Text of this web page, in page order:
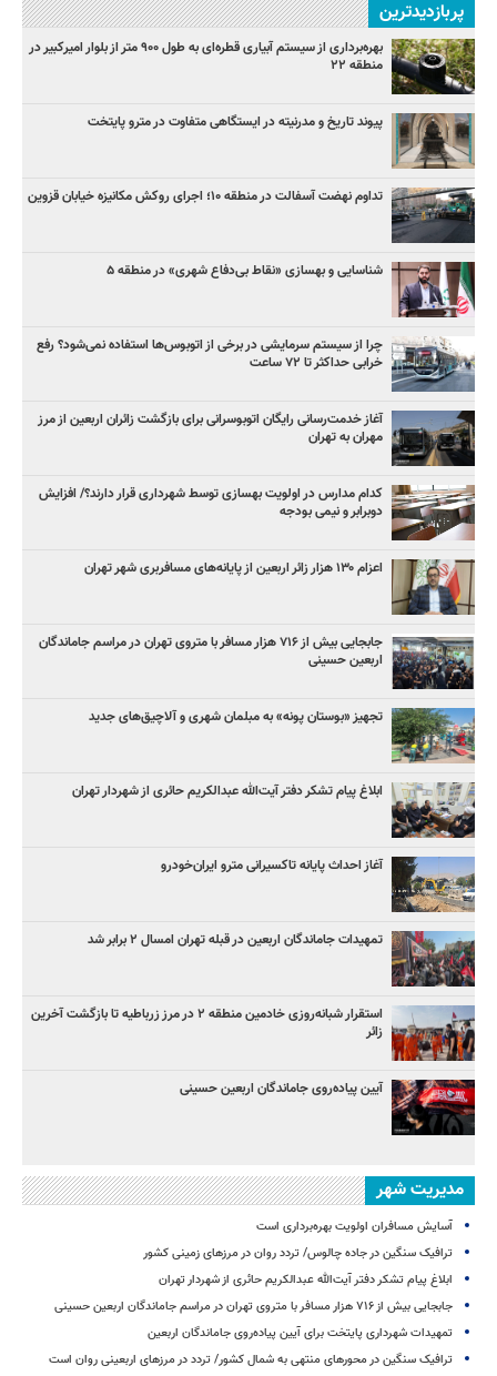
پربازدیدترین
بهره‌برداری از سیستم آبیاری قطره‌ای به طول ۹۰۰ متر از بلوار امیرکبیر در
منطقه ۲۲
پیوند تاریخ و مدرنیته در ایستگاهی متفاوت در مترو پایتخت
تداوم نهضت آسفالت در منطقه ۱۰؛ اجرای روکش مکانیزه خیابان قزوین
شناسایی و بهسازی «نقاط بی‌دفاع شهری» در منطقه ۵
چرا از سیستم سرمایشی در برخی از اتوبوس‌ها استفاده نمی‌شود؟ رفع
خرابی حداکثر تا ۷۲ ساعت
آغاز خدمت‌رسانی رایگان اتوبوسرانی برای بازگشت زائران اربعین از مرز
مهران به تهران
کدام مدارس در اولویت بهسازی توسط شهرداری قرار دارند؟/ افزایش
دوبرابر و نیمی بودجه
اعزام ۱۳۰ هزار زائر اربعین از پایانه‌های مسافربری شهر تهران
جابجایی بیش از ۷۱۶ هزار مسافر با متروی تهران در مراسم جاماندگان
اربعین حسینی
تجهیز «بوستان پونه» به مبلمان شهری و آلاچیق‌های جدید
ابلاغ پیام تشکر دفتر آیت‌الله عبدالکریم حائری از شهردار تهران
آغاز احداث پایانه تاکسیرانی مترو ایران‌خودرو
تمهیدات جاماندگان اربعین در قبله تهران امسال ۲ برابر شد
استقرار شبانه‌روزی خادمین منطقه ۲ در مرز زرباطیه تا بازگشت آخرین
زائر
آیین پیاده‌روی جاماندگان اربعین حسینی
مدیریت شهر
آسایش مسافران اولویت بهره‌برداری است
ترافیک سنگین در جاده چالوس/ تردد روان در مرزهای زمینی کشور
ابلاغ پیام تشکر دفتر آیت‌الله عبدالکریم حائری از شهردار تهران
جابجایی بیش از ۷۱۶ هزار مسافر با متروی تهران در مراسم جاماندگان اربعین حسینی
تمهیدات شهرداری پایتخت برای آیین پیاده‌روی جاماندگان اربعین
ترافیک سنگین در محورهای منتهی به شمال کشور/ تردد در مرزهای اربعینی روان است